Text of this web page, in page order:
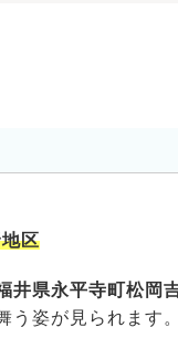
区
井県永平寺町松岡
う姿が見られます。